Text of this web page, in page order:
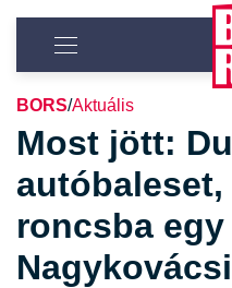
BORS/Aktuális
Most jött:
roncsba egy